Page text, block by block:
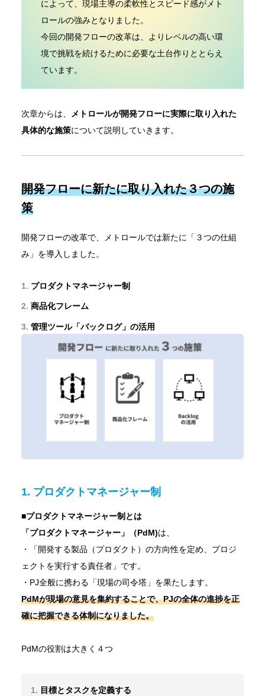
によって、現場主導の柔軟性とスピード感がメト
ロールの強みとなりました。
今回の開発フローの改革は、よりレベルの高い環
境で挑戦を続けるために必要な土台作りととらえ
ています。
次章からは、
メトロールが開発フローに実際に取り入れた
具体的な施策について説明していきます。
開発フローに新たに取り入れた３つの施
策
開発フローの改革で、メトロールでは新たに「３つの仕組
み」を導入しました。
プロダクトマネージャー制
商品化フレーム
管理ツール「バックログ」の活用
1. プロダクトマネージャー制
■プロダクトマネージャー制とは
「プロダクトマネージャー」（PdM)は、
・「開発する製品（プロダクト）の方向性を定め、プロジ
ェクトを実行する責任者」です。
・PJ全般に携わる「現場の司令塔」を果たします。
PdMが現場の意見を集約することで、PJの全体の進捗を正
確に把握できる体制になりました。
PdMの役割は大きく４つ
目標とタスクを定義する